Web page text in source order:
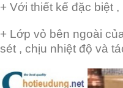
+ Với thiết kế đặc biệt
+ Lớp vỏ bên ngoài
sét , chịu nhiệt độ và